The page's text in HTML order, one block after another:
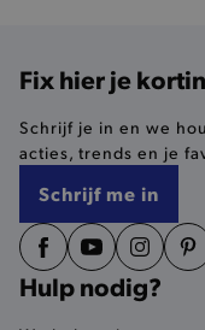
Fix hier je
Schrijf je in en we
acties, trends en je
Schrijf me in
Hulp nodig?